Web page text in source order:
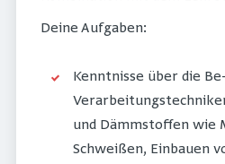
Deine Aufgaben:
Kenntnisse über die
und Dämmstoffen wie
Schweißen, Einbauen